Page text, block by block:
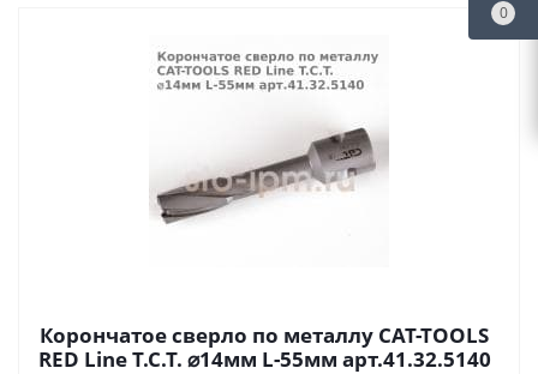
Корончатое сверло по металлу CAT-TOOLS
RED Line T.C.T. ⌀14мм L-55мм арт.41.32.5140
0